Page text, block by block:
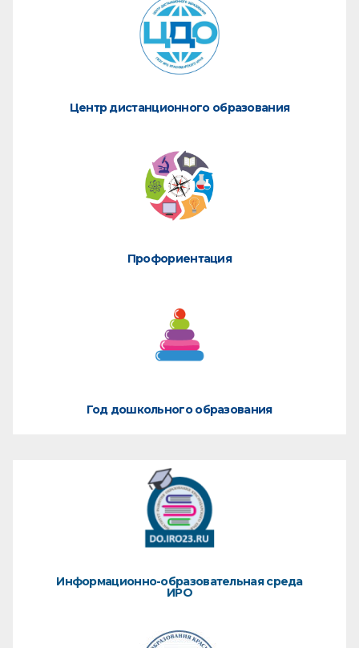
Центр дистанционного образования
Профориентация
Год дошкольного образования
Информационно-образовательная среда
ИРО